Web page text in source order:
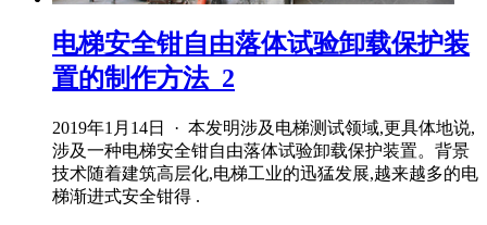
电梯安全钳自由落体试验卸载保护装
置的制作方法_2
2019年1月14日 · 本发明涉及电梯测试领域,更具体地说,
涉及一种电梯安全钳自由落体试验卸载保护装置。背景
技术随着建筑高层化,电梯工业的迅猛发展,越来越多的电
梯渐进式安全钳得 .